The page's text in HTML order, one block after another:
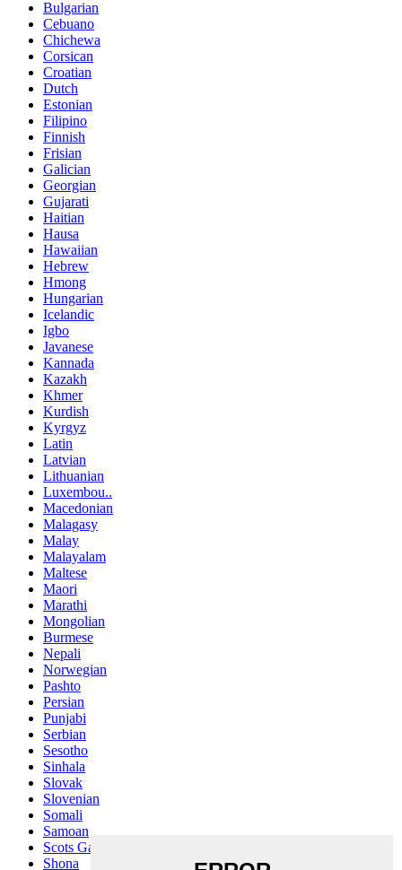
Bulgarian
Cebuano
Chichewa
Corsican
Croatian
Dutch
Estonian
Filipino
Finnish
Frisian
Galician
Georgian
Gujarati
Haitian
Hausa
Hawaiian
Hebrew
Hmong
Hungarian
Icelandic
Igbo
Javanese
Kannada
Kazakh
Khmer
Kurdish
Kyrgyz
Latin
Latvian
Lithuanian
Luxembou..
Macedonian
Malagasy
Malay
Malayalam
Maltese
Maori
Marathi
Mongolian
Burmese
Nepali
Norwegian
Pashto
Persian
Punjabi
Serbian
Sesotho
Sinhala
Slovak
Slovenian
Somali
Samoan
Scots Gaelic
Shona